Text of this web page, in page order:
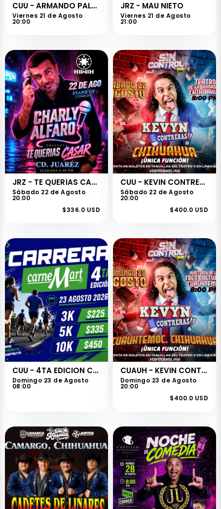
CUU - ARMANDO PALOMAS
Viernes 21 de Agosto
20:00
JRZ - MAU NIETO
Viernes 21 de Agosto
21:00
JRZ - TE QUERÍAS CASAR
Sábado 22 de Agosto
20:00
$336.0 USD
CUU - KEVIN CONTRERAS - SIN CONTROL TOUR
Sábado 22 de Agosto
20:00
$400.0 USD
CUU - 4TA EDICION CARRERA CARNEMART
Domingo 23 de Agosto
08:00
CUAUH - KEVIN CONTRERAS - SIN CONTROL TOUR
Domingo 23 de Agosto
20:00
$400.0 USD